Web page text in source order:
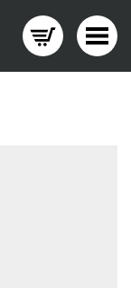
Menü wechseln